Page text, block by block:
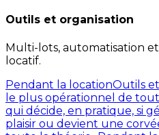
Outils et organisation
Multi-lots, automatisation
locatif.
Pendant la locationOutils
le plus opérationnel de
qui décide, en pratique, si
plaisir ou devient une